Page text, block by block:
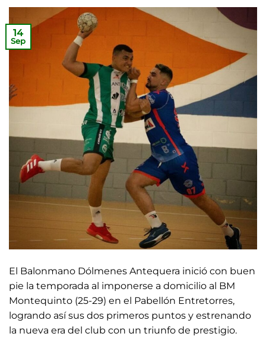
14
Sep
El Balonmano Dólmenes Antequera inició con buen
pie la temporada al imponerse a domicilio al BM
Montequinto (25-29) en el Pabellón Entretorres,
logrando así sus dos primeros puntos y estrenando
la nueva era del club con un triunfo de prestigio.